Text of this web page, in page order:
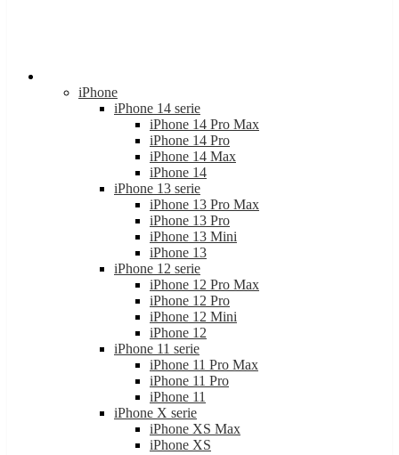
iPhone
iPhone 14 serie
iPhone 14 Pro Max
iPhone 14 Pro
iPhone 14 Max
iPhone 14
iPhone 13 serie
iPhone 13 Pro Max
iPhone 13 Pro
iPhone 13 Mini
iPhone 13
iPhone 12 serie
iPhone 12 Pro Max
iPhone 12 Pro
iPhone 12 Mini
iPhone 12
iPhone 11 serie
iPhone 11 Pro Max
iPhone 11 Pro
iPhone 11
iPhone X serie
iPhone XS Max
iPhone XS